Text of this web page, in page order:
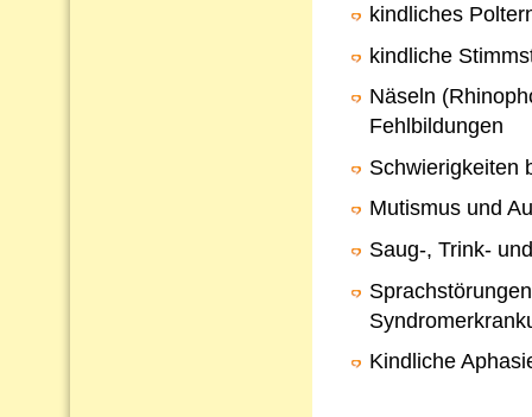
kindliches
kindliche
Näseln
Fehlbildungen
Schwierigkeiten
Mutismus und
Saug-, Trink-
Kindliche